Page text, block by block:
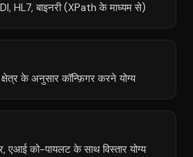
HL7, बाइनरी (XPath के माध्यम से)
क्षेत्र के अनुसार कॉन्फ़िगर करने योग्य
को-पायलट के साथ विस्तार योग्य